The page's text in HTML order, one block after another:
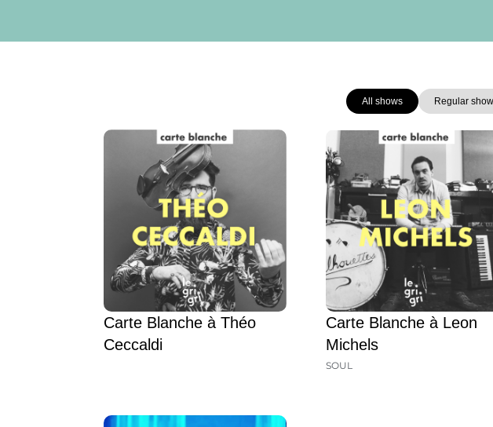
All shows Regular
Carte Blanche à Théo
Ceccaldi
Carte Blanche à Leon
Michels
SOUL